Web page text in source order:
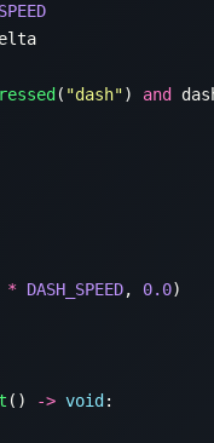
( "dash") and
* DASH_SPEED, 0.0
() -> void